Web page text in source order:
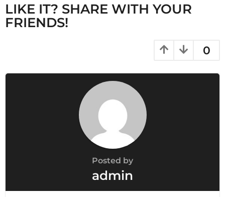
LIKE IT? SHARE WITH YOUR
FRIENDS!
0
Posted by
admin